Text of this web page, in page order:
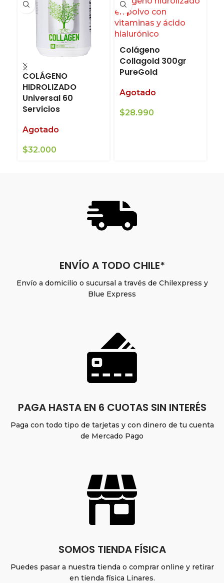
COLÁGENO
HIDROLIZADO
Universal 60
Servicios
Agotado
$32.000
Colágeno
Collagold 300gr
PureGold
Agotado
$28.990
ENVÍO A TODO CHILE*
Envío a domicilio o sucursal a través de Chilexpress y
Blue Express
PAGA HASTA EN 6 CUOTAS SIN INTERÉS
Paga con todo tipo de tarjetas y con dinero de tu cuenta
de Mercado Pago
SOMOS TIENDA FÍSICA
Puedes pasar a nuestra tienda o comprar online y retirar
en tienda física Linares.